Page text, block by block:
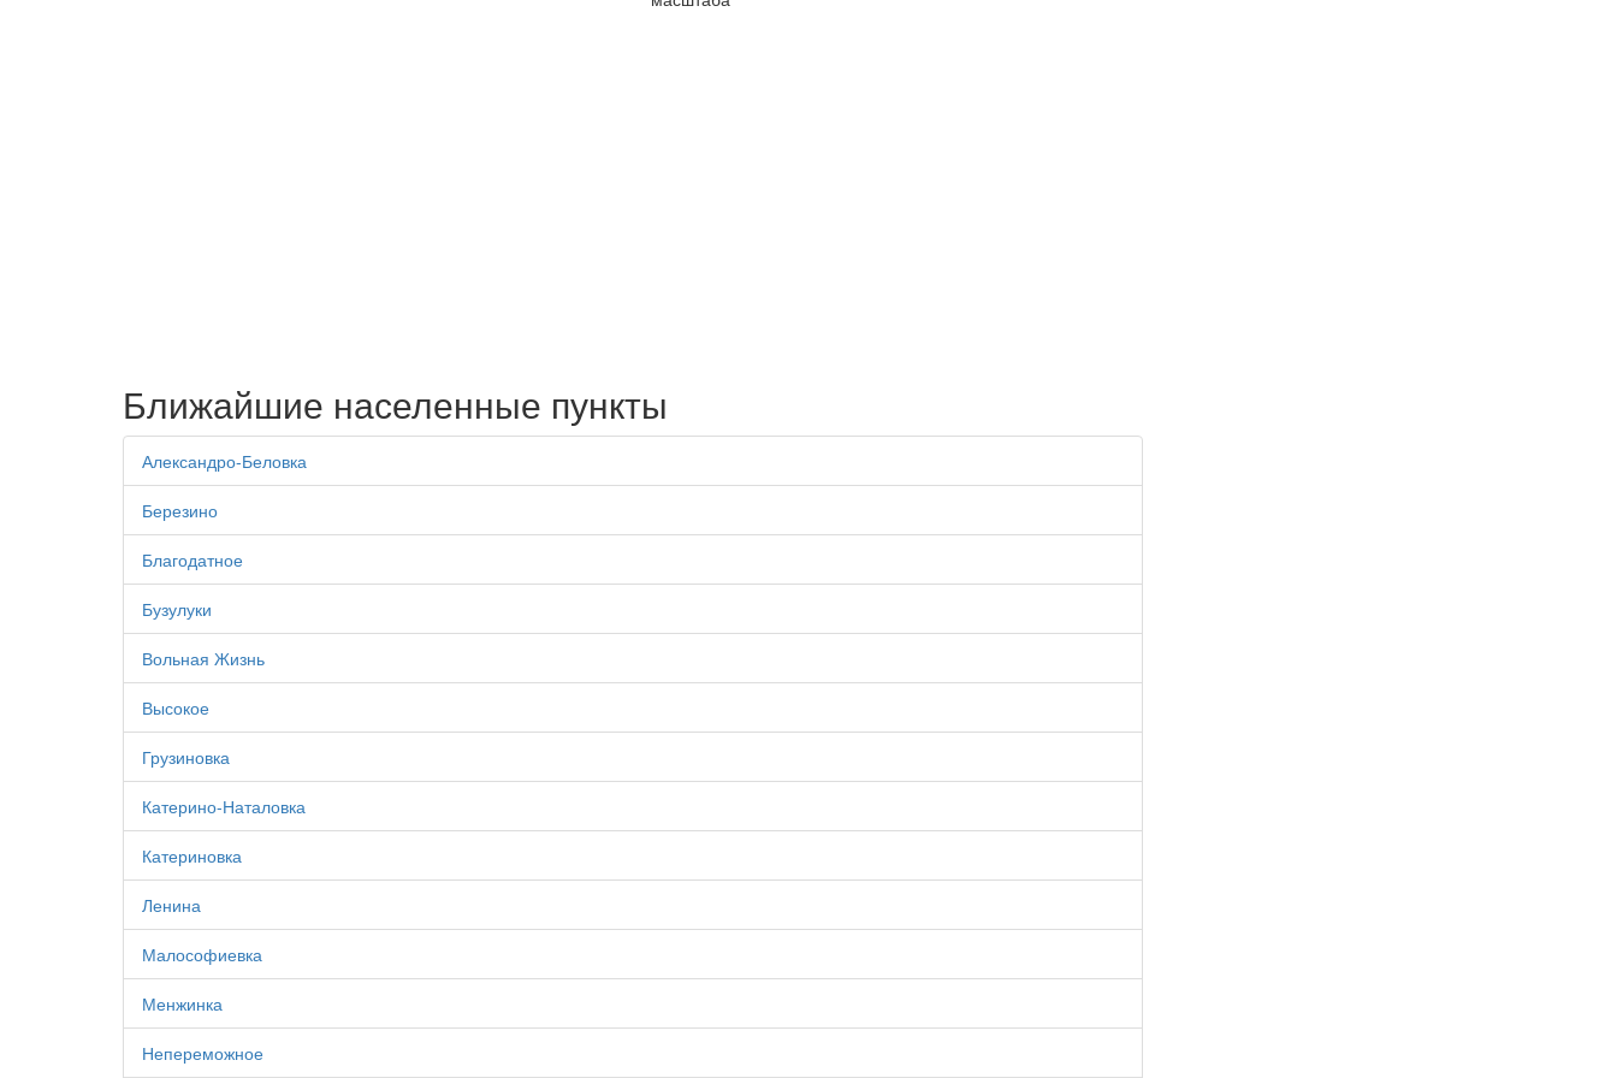
Ближайшие населенные пункты
Александро-Беловка
Березино
Благодатное
Бузулуки
Вольная Жизнь
Высокое
Грузиновка
Катерино-Наталовка
Катериновка
Ленина
Малософиевка
Менжинка
Непереможное